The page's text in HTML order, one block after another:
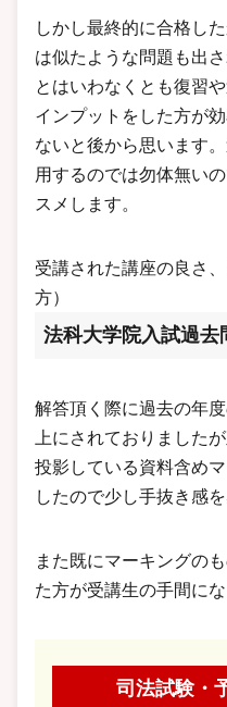
しかし最終的に合格し
は似たような問題も出
とはいわなくとも復習
インプットをした方が
ないと後から思います
用するのでは勿体無い
スメします。
受講された講座の良さ
方）
法科大学院入試過去
解答頂く際に過去の年
上にされておりました
投影している資料含め
したので少し手抜き感を
また既にマーキングの
た方が受講生の手間に
司法試験・